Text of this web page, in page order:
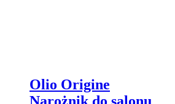
Olio Origine
Narożnik do salonu